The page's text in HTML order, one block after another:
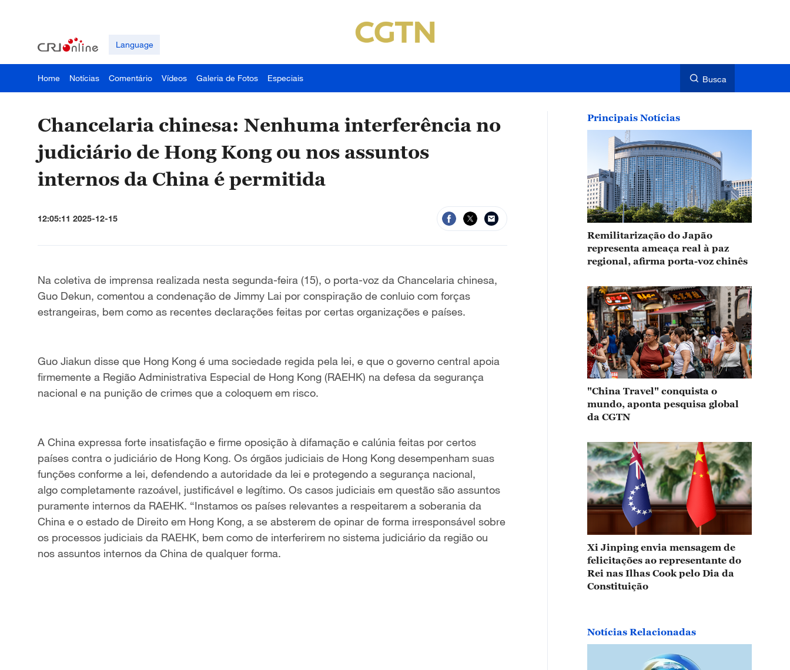
Language
Home Notícias Comentário Vídeos Galeria de Fotos Especiais Busca
Chancelaria chinesa: Nenhuma interferência no
judiciário de Hong Kong ou nos assuntos
internos da China é permitida
12:05:11 2025-12-15
Na coletiva de imprensa realizada nesta segunda-feira (15), o porta-voz da Chancelaria chinesa,
Guo Dekun, comentou a condenação de Jimmy Lai por conspiração de conluio com forças
estrangeiras, bem como as recentes declarações feitas por certas organizações e países.
Guo Jiakun disse que Hong Kong é uma sociedade regida pela lei, e que o governo central apoia
firmemente a Região Administrativa Especial de Hong Kong (RAEHK) na defesa da segurança
nacional e na punição de crimes que a coloquem em risco.
A China expressa forte insatisfação e firme oposição à difamação e calúnia feitas por certos
países contra o judiciário de Hong Kong. Os órgãos judiciais de Hong Kong desempenham suas
funções conforme a lei, defendendo a autoridade da lei e protegendo a segurança nacional,
algo completamente razoável, justificável e legítimo. Os casos judiciais em questão são assuntos
puramente internos da RAEHK. “Instamos os países relevantes a respeitarem a soberania da
China e o estado de Direito em Hong Kong, a se absterem de opinar de forma irresponsável sobre
os processos judiciais da RAEHK, bem como de interferirem no sistema judiciário da região ou
nos assuntos internos da China de qualquer forma.
Principais Notícias
Remilitarização do Japão
representa ameaça real à paz
regional, afirma porta-voz chinês
"China Travel" conquista o
mundo, aponta pesquisa global
da CGTN
Xi Jinping envia mensagem de
felicitações ao representante do
Rei nas Ilhas Cook pelo Dia da
Constituição
Notícias Relacionadas